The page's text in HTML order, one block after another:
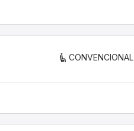
CONVENCIONAL